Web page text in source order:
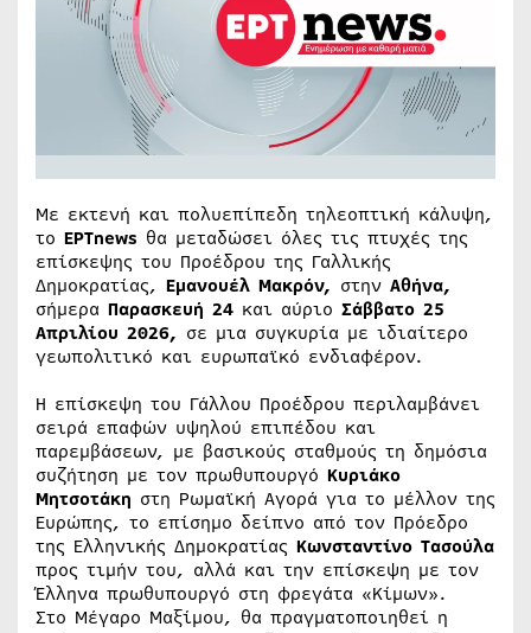
Με εκτενή και πολυεπίπεδη τηλεοπτική κάλυψη,
το ΕΡΤnews θα μεταδώσει όλες τις πτυχές της
επίσκεψης του Προέδρου της Γαλλικής
Δημοκρατίας, Εμανουέλ Μακρόν, στην Αθήνα,
σήμερα Παρασκευή 24 και αύριο Σάββατο 25
Απριλίου 2026, σε μια συγκυρία με ιδιαίτερο
γεωπολιτικό και ευρωπαϊκό ενδιαφέρον.
Η επίσκεψη του Γάλλου Προέδρου περιλαμβάνει
σειρά επαφών υψηλού επιπέδου και
παρεμβάσεων, με βασικούς σταθμούς τη δημόσια
συζήτηση με τον πρωθυπουργό Κυριάκο
Μητσοτάκη στη Ρωμαϊκή Αγορά για το μέλλον της
Ευρώπης, το επίσημο δείπνο από τον Πρόεδρο
της Ελληνικής Δημοκρατίας Κωνσταντίνο Τασούλα
προς τιμήν του, αλλά και την επίσκεψη με τον
Έλληνα πρωθυπουργό στη φρεγάτα «Κίμων».
Στο Μέγαρο Μαξίμου, θα πραγματοποιηθεί η